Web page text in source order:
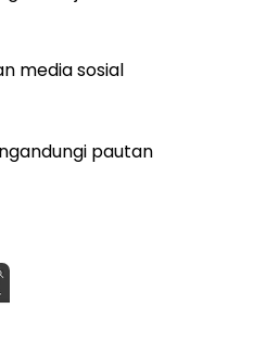
media sosial
pautan